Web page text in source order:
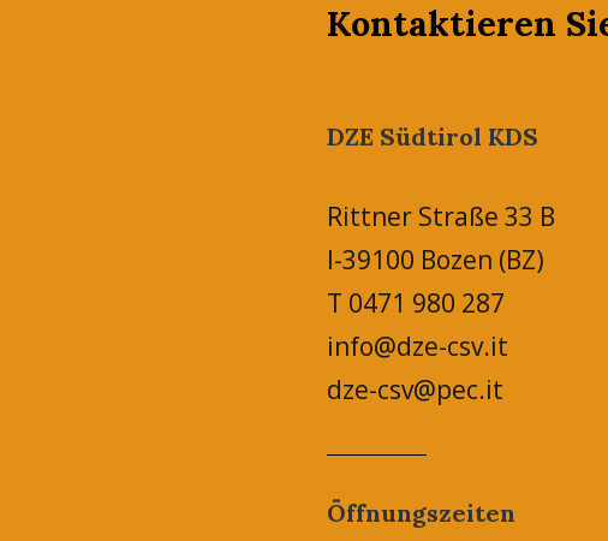
Kontaktieren
DZE Südtirol KDS
Rittner Straße 33 B
I-39100 Bozen (BZ)
T 0471 980 287
info@dze-csv.it
dze-csv@pec.it
Öffnungszeiten